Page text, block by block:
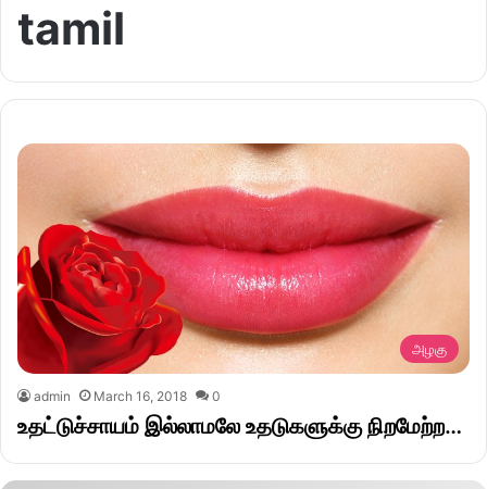
tamil
அழகு
admin March 16, 2018 0
உதட்டுச்சாயம் இல்லாமலே உதடுகளுக்கு நிறமேற்ற…